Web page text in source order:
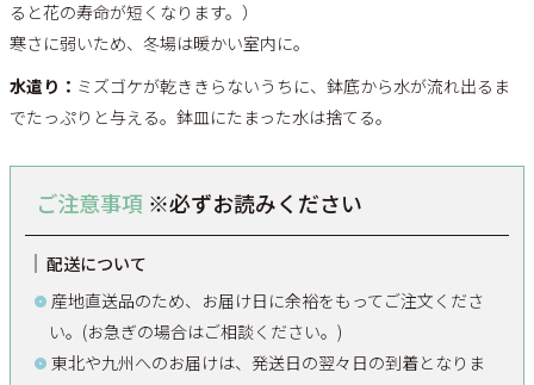
ると花の寿命が短くなります。）
寒さに弱いため、冬場は暖かい室内に。
水遣り： ミズゴケが乾ききらないうちに、鉢底から水が流れ出るま
でたっぷりと与える。鉢皿にたまった水は捨てる。
ご注意事項 ※必ずお読みください
配送について
産地直送品のため、お届け日に余裕をもってご注文くださ
い。(お急ぎの場合はご相談ください。)
東北や九州へのお届けは、発送日の翌々日の到着となりま